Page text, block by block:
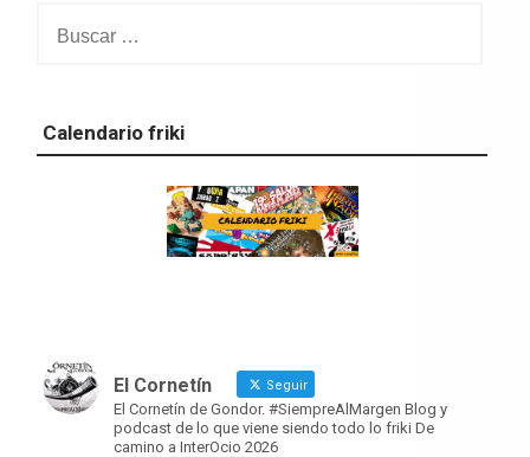
Calendario friki
El Cornetín Seguir
El Cornetín de Gondor. #SiempreAlMargen Blog y
podcast de lo que viene siendo todo lo friki De
camino a InterOcio 2026